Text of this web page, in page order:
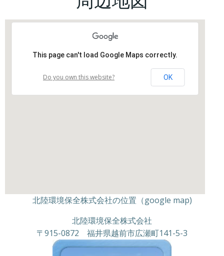
This page can't load Google Maps correctly.
Do you own this website? OK
北陸環境保全株式会社の位置（google map)
北陸環境保全株式会社
〒915-0872 福井県越前市広瀬町141-5-3